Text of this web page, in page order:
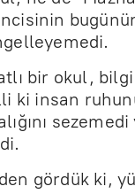
bir okul,
ki insan
sezemedi
gördük ki,